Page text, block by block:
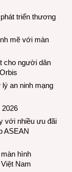
triển thương
mẽ với màn
cho người dân
an ninh mạng
với nhiều ưu đãi
ASEAN
hình
Nam